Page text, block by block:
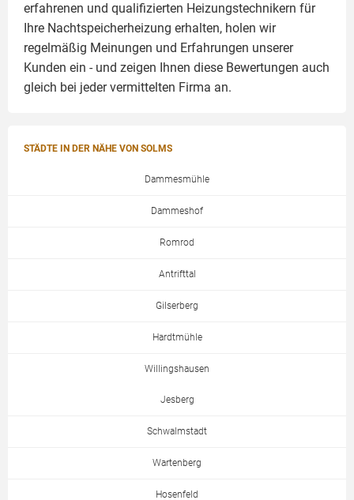
erfahrenen und qualifizierten Heizungstechnikern für
Ihre Nachtspeicherheizung erhalten, holen wir
regelmäßig Meinungen und Erfahrungen unserer
Kunden ein - und zeigen Ihnen diese Bewertungen auch
gleich bei jeder vermittelten Firma an.
STÄDTE IN DER NÄHE VON SOLMS
Dammesmühle
Dammeshof
Romrod
Antrifttal
Gilserberg
Hardtmühle
Willingshausen
Jesberg
Schwalmstadt
Wartenberg
Hosenfeld